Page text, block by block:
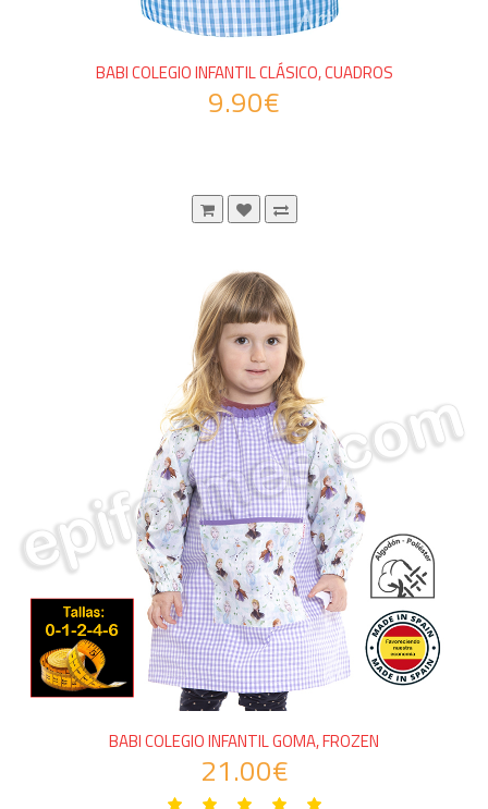
BABI COLEGIO INFANTIL CLÁSICO, CUADROS
9.90€
BABI COLEGIO INFANTIL GOMA, FROZEN
21.00€